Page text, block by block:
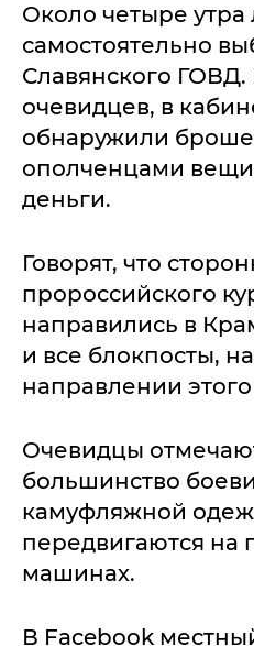
Около четыре
самостоятельно
Славянского ГОВД.
очевидцев, в
обнаружили
ополченцами
деньги.
Говорят, что
пророссийского
направились в
и все блокпосты,
направлении
Очевидцы
большинство
камуфляжной
передвигаются на
машинах.
В Facebook